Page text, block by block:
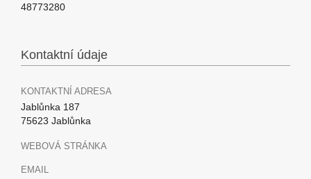
48773280
Kontaktní údaje
KONTAKTNÍ ADRESA
Jablůnka 187
75623 Jablůnka
WEBOVÁ STRÁNKA
EMAIL